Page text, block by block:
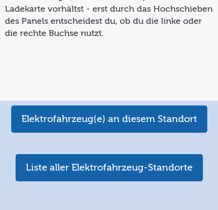
Ladekarte vorhältst - erst durch das Hochschieben
des Panels entscheidest du, ob du die linke oder
die rechte Buchse nutzt.
Elektrofahrzeug(e) an diesem Standort
Liste aller Elektrofahrzeug-Standorte